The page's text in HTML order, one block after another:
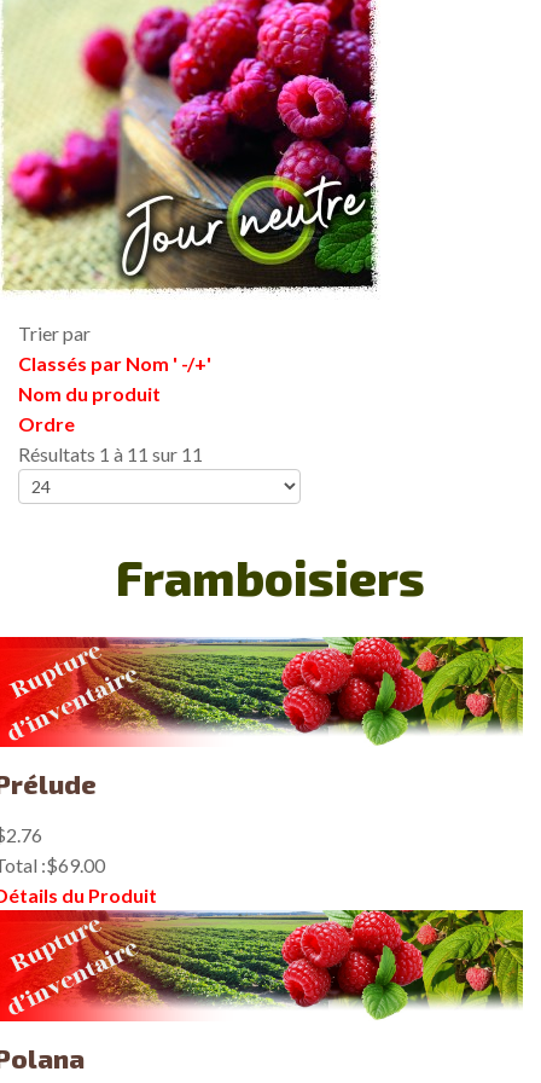
Trier par
Classés par Nom ' -/+'
Nom du produit
Ordre
Résultats 1 à 11 sur 11
Framboisiers
:$69.00
du Produit